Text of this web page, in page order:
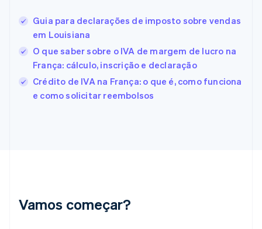
Guia para declarações de imposto sobre vendas
em Louisiana
O que saber sobre o IVA de margem de lucro na
França: cálculo, inscrição e declaração
Crédito de IVA na França: o que é, como funciona
e como solicitar reembolsos
Vamos começar?
Estados Unidos
EnglishEspañol简体中文
Estônia
English
Finlândia
EnglishSvenska
França
Irlanda